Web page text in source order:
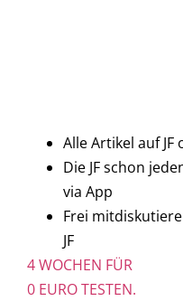
Alle Artikel auf JF
Die JF schon
via App
Frei
JF
4 WOCHEN FÜR
0 EURO TESTEN.